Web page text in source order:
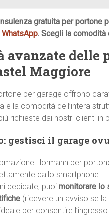
gratuita per portone
WhatsApp. Scegli la comodità
avanzate delle
Maggiore
per garage offrono
e la comodità dell’intera
richieste dai nostri clienti in
gestisci il garage
Hormann per
dallo smartphone.
dedicate, puoi monitorare lo
(ricevere un avviso se
per consentire